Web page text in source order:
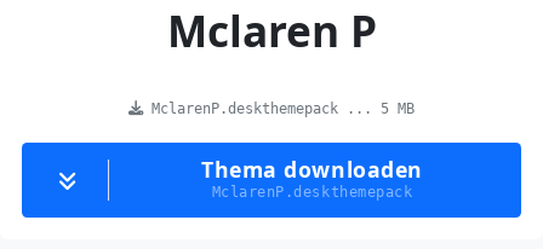
Mclaren P
MclarenP.deskthemepack ... 5 MB
Thema downloaden
MclarenP.deskthemepack